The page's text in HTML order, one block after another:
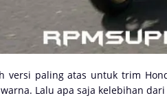
versi paling atas untuk trim
Lalu apa saja kelebihan